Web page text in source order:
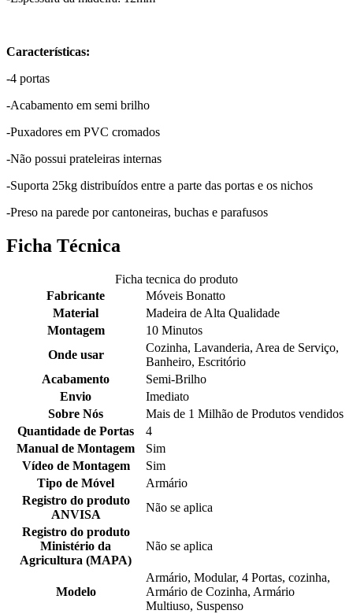
Características:
-4 portas
-Acabamento em semi brilho
-Puxadores em PVC cromados
-Não possui prateleiras internas
-Suporta 25kg distribuídos entre a parte das portas e os nichos
-Preso na parede por cantoneiras, buchas e parafusos
Ficha Técnica
Ficha tecnica do produto
Fabricante
Móveis Bonatto
Material
Madeira de Alta Qualidade
Montagem
10 Minutos
Onde usar
Cozinha, Lavanderia, Area de Serviço,
Banheiro, Escritório
Acabamento
Semi-Brilho
Envio
Imediato
Sobre Nós
Mais de 1 Milhão de Produtos vendidos
Quantidade de Portas
4
Manual de Montagem
Sim
Vídeo de Montagem
Sim
Tipo de Móvel
Armário
Registro do produto
ANVISA
Não se aplica
Registro do produto
Ministério da
Agricultura (MAPA)
Não se aplica
Modelo
Armário, Modular, 4 Portas, cozinha,
Armário de Cozinha, Armário
Multiuso, Suspenso